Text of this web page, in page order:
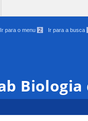
Ir para o menu 2 Ir para a busca
Biologia